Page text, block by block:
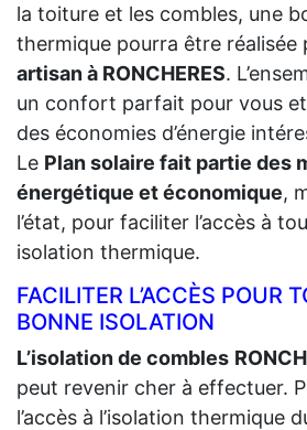
la toiture et les combles, une
thermique pourra être réalisée
artisan à RONCHERES.
un confort parfait pour vous
des économies d’énergie
Le Plan solaire fait partie des
énergétique et économique,
l’état, pour faciliter l’accès à
isolation thermique.
FACILITER L’ACCÈS POUR
BONNE ISOLATION
L’isolation de combles
peut revenir cher à effectuer.
l’accès à l’isolation thermique